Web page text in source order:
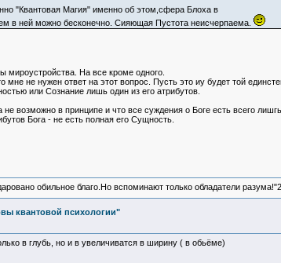
"Квантовая Магия" именно об этом,сфера Блоха в
в ней можно бесконечно. Сияющая Пустота неисчерпаема.
На все кроме одного.
не нужен ответ на этот вопрос. Пусть это иу будет той
или Сознание лишь один из его атрибутов.
возможно в принципе и что все суждения о Боге есть всего
Бога - не есть полная его Сущность.
обильное благо.Но вспоминают только обладатели
квантовой психологии"
в глубь, но и в увеличиватся в ширину ( в обьёме)